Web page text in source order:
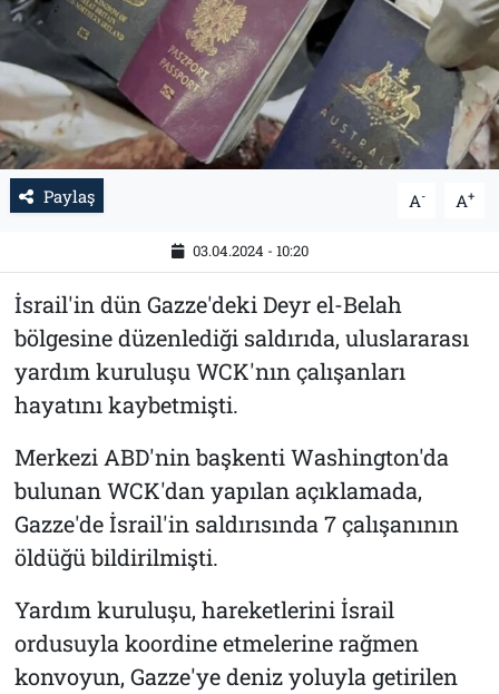
Paylaş A- A+
03.04.2024 - 10:20
İsrail'in dün Gazze'deki Deyr el-Belah
bölgesine düzenlediği saldırıda, uluslararası
yardım kuruluşu WCK'nın çalışanları
hayatını kaybetmişti.
Merkezi ABD'nin başkenti Washington'da
bulunan WCK'dan yapılan açıklamada,
Gazze'de İsrail'in saldırısında 7 çalışanının
öldüğü bildirilmişti.
Yardım kuruluşu, hareketlerini İsrail
ordusuyla koordine etmelerine rağmen
konvoyun, Gazze'ye deniz yoluyla getirilen